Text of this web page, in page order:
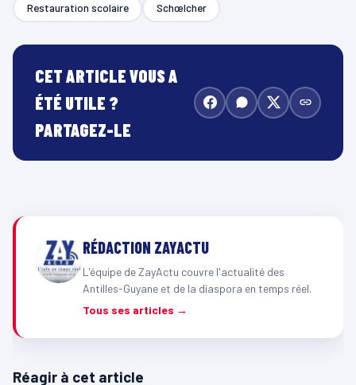
Restauration scolaire Schœlcher
CET ARTICLE VOUS A
ÉTÉ UTILE ?
PARTAGEZ-LE
RÉDACTION ZAYACTU
L'équipe de ZayActu couvre l'actualité des
Antilles-Guyane et de la diaspora en temps réel.
Tous ses articles →
Réagir à cet article